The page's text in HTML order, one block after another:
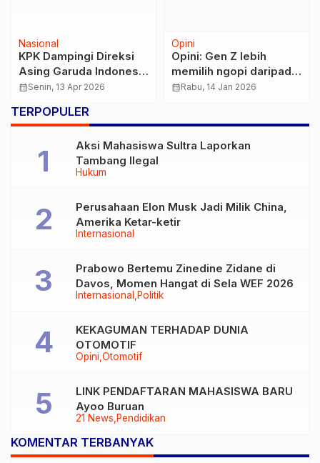
Nasional
KPK Dampingi Direksi
Asing Garuda Indonesia
Isi LHKPN pada April
calendar_monthSenin, 13 Apr 2026
Opini
Opini: Gen Z lebih
memilih ngopi daripada
Mengkonsumsi Alkohol
calendar_monthRabu, 14 Jan 2026
TERPOPULER
Hukum
Aksi Mahasiswa Sultra Laporkan
Tambang Ilegal
Internasional
Perusahaan Elon Musk Jadi Milik China,
Amerika Ketar-ketir
Internasional Politik
Prabowo Bertemu Zinedine Zidane di
Davos, Momen Hangat di Sela WEF 2026
Opini Otomotif
KEKAGUMAN TERHADAP DUNIA
OTOMOTIF
21 News Pendidikan
LINK PENDAFTARAN MAHASISWA BARU
Ayoo Buruan
KOMENTAR TERBANYAK